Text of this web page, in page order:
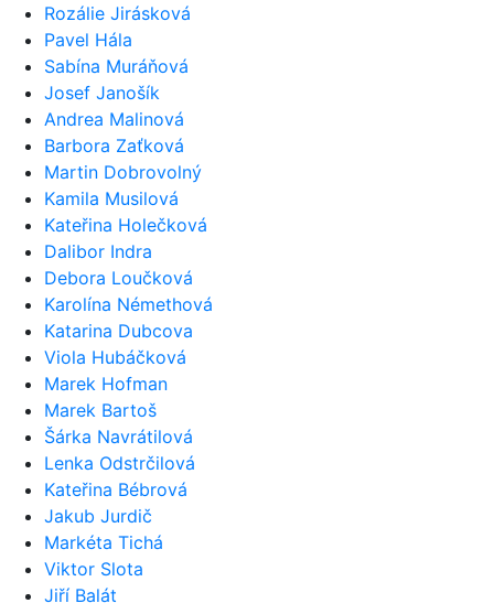
Rozálie Jirásková
Pavel Hála
Sabína Muráňová
Josef Janošík
Andrea Malinová
Barbora Zaťková
Martin Dobrovolný
Kamila Musilová
Kateřina Holečková
Dalibor Indra
Debora Loučková
Karolína Némethová
Katarina Dubcova
Viola Hubáčková
Marek Hofman
Marek Bartoš
Šárka Navrátilová
Lenka Odstrčilová
Kateřina Bébrová
Jakub Jurdič
Markéta Tichá
Viktor Slota
Jiří Balát